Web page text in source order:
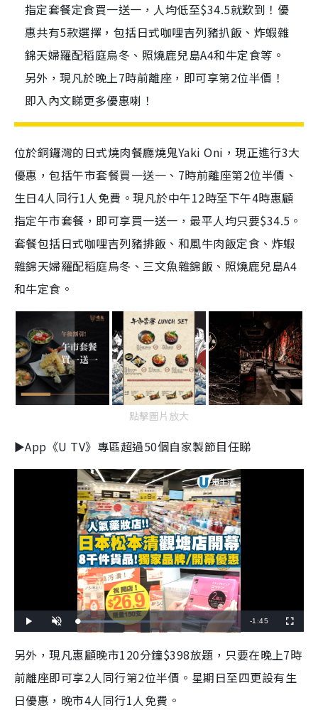
指定套餐定食買一送一，人均低至$34.5就歎到！優
惠共有5款選擇，包括日式咖哩吉列豬扒飯、炸蝦雜
錦天婦羅配稻庭烏冬、照燒鹿兒島A4和牛定食等。
另外，現凡於晚上7時前離座，即可享第2位半價！
即入內文睇更多優惠喇！
位於銅鑼灣的日式燒肉餐廳燒鬼Yaki Oni，現正進行3大
優惠，包括午市套餐買一送一、7時前離座第2位半價、
生日4人同行1人免費。現凡於中午12時至下午4時惠顧
指定午市套餐，即可享買一送一，最平人均只要$34.5。
套餐包括日式咖哩吉列豬排飯、和風牛肉飯定食、炸蝦
雜錦天婦羅配稻庭烏冬、三文魚雜錦飯、照燒鹿兒島A4
和牛定食。
點擊圖片放大
►App《U TV》專區超過50個自家製節目任睇
l
n
t
L
o
e
d
3
0
8
6
R
a
-1:45
u
s
c
e
e
另外，現凡惠顧晚市120分鐘$398放題，只要在晚上7時
前離座即可享2人同行第2位半價。星期日至四更設有生
日優惠，晚市4人同行1人免費。